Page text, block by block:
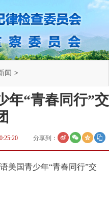
闻 >
年“青春同行”交
分享到：
美国青少年“青春同行”交